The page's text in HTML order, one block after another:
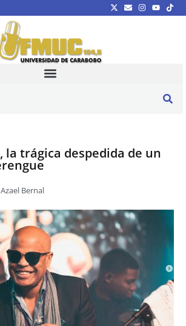
la trágica despedida de un
Azael Bernal